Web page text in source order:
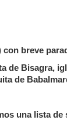
breve
de Bisagra,
de
una lista